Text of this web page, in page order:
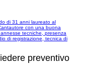
di 31 anni laureato al
con una buona
tecniche, presenza
di registrazione, tecnica di
preventivo